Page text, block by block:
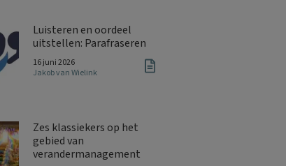
Luisteren en oordeel
uitstellen: Parafraseren
16 juni 2026
Jakob van Wielink
Zes klassiekers op het
gebied van
verandermanagement